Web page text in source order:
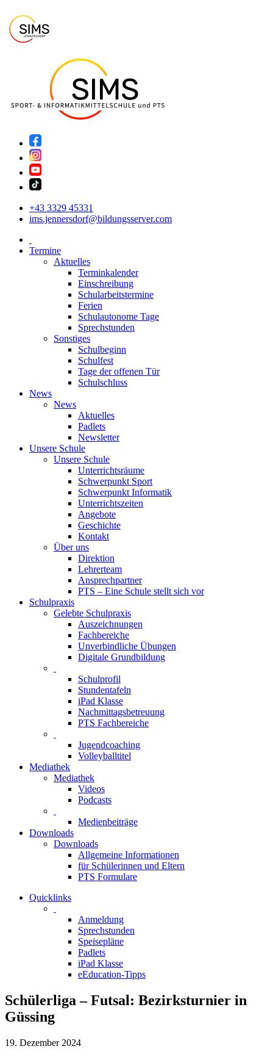
+43 3329 45331
ims.jennersdorf@bildungsserver.com
Termine
Aktuelles
Terminkalender
Einschreibung
Schularbeitstermine
Ferien
Schulautonome Tage
Sprechstunden
Sonstiges
Schulbeginn
Schulfest
Tage der offenen Tür
Schulschluss
News
News
Aktuelles
Padlets
Newsletter
Unsere Schule
Unsere Schule
Unterrichtsräume
Schwerpunkt Sport
Schwerpunkt Informatik
Unterrichtszeiten
Angebote
Geschichte
Kontakt
Über uns
Direktion
Lehrerteam
Ansprechpartner
PTS – Eine Schule stellt sich vor
Schulpraxis
Gelebte Schulpraxis
Auszeichnungen
Fachbereiche
Unverbindliche Übungen
Digitale Grundbildung
Schulprofil
Stundentafeln
iPad Klasse
Nachmittagsbetreuung
PTS Fachbereiche
Jugendcoaching
Volleyballtitel
Mediathek
Mediathek
Videos
Podcasts
Medienbeiträge
Downloads
Downloads
Allgemeine Informationen
für Schülerinnen und Eltern
PTS Formulare
Quicklinks
Anmeldung
Sprechstunden
Speisepläne
Padlets
iPad Klasse
eEducation-Tipps
Schülerliga – Futsal: Bezirksturnier in
Güssing
19. Dezember 2024